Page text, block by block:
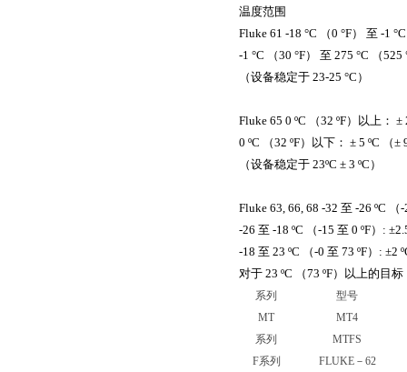
温度范围
Fluke 61 -18 °C （0 °F） 至 -1
-1 °C （30 °F） 至 275 °C （525
（设备稳定于 23-25 °C）
Fluke 65 0 ºC （32 ºF） 以上： ±
0 ºC （32 ºF）
以下： ± 5 ºC （±
（设备稳定于 23ºC ± 3 ºC）
Fluke 63, 66, 68 -32 至 -26 ºC （
-26 至 -18 ºC （-15 至 0 ºF）:
-18 至 23 ºC （-0 至 73 ºF）: ±2
对于 23 ºC （73 ºF） 以上的目标
系列
型号
MT
系列
MT4
MTFS
F系列 FLUKE－62